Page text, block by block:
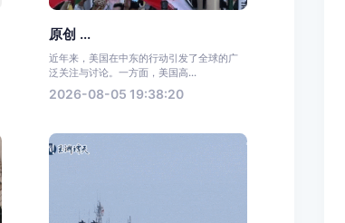
原创 ...
近年来，美国在中东的行动引发了全球的广
泛关注与讨论。一方面，美国高...
2026-08-05 19:38:20